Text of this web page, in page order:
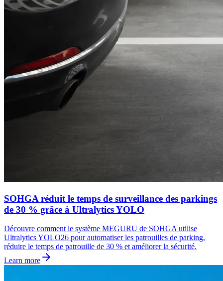
SOHGA réduit le temps de surveillance des parkings
de 30 % grâce à Ultralytics YOLO
Découvre comment le système MEGURU de SOHGA utilise
Ultralytics YOLO26 pour automatiser les patrouilles de parking,
réduire le temps de patrouille de 30 % et améliorer la sécurité.
Learn more